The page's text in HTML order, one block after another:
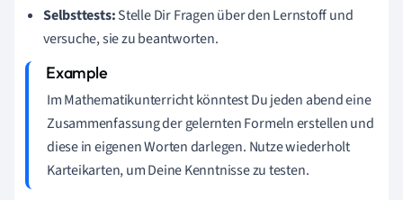
Selbsttests:Stelle Dir Fragen über den Lernstoff und
versuche, sie zu beantworten.
Im Mathematikunterricht könntest Du jeden abend eine
Zusammenfassung der gelernten Formeln erstellen und
diese in eigenen Worten darlegen. Nutze wiederholt
Karteikarten, um Deine Kenntnisse zu testen.